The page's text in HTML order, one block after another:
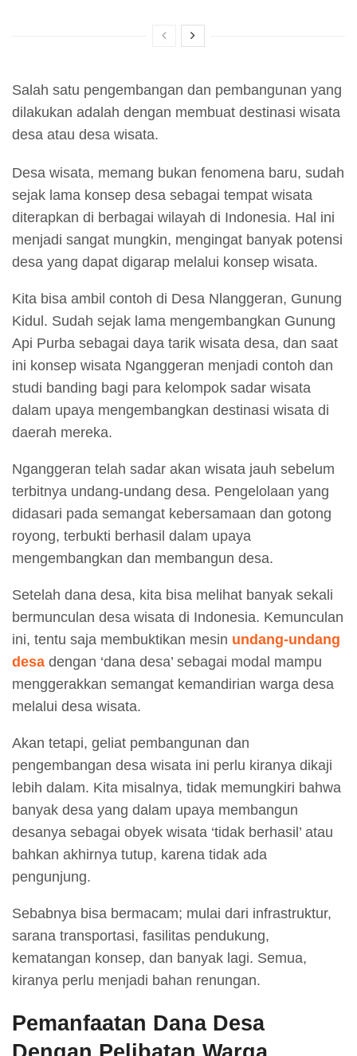
Salah satu pengembangan dan pembangunan yang
dilakukan adalah dengan membuat destinasi wisata
desa atau desa wisata.
Desa wisata, memang bukan fenomena baru, sudah
sejak lama konsep desa sebagai tempat wisata
diterapkan di berbagai wilayah di Indonesia. Hal ini
menjadi sangat mungkin, mengingat banyak potensi
desa yang dapat digarap melalui konsep wisata.
Kita bisa ambil contoh di Desa Nlanggeran, Gunung
Kidul. Sudah sejak lama mengembangkan Gunung
Api Purba sebagai daya tarik wisata desa, dan saat
ini konsep wisata Nganggeran menjadi contoh dan
studi banding bagi para kelompok sadar wisata
dalam upaya mengembangkan destinasi wisata di
daerah mereka.
Nganggeran telah sadar akan wisata jauh sebelum
terbitnya undang-undang desa. Pengelolaan yang
didasari pada semangat kebersamaan dan gotong
royong, terbukti berhasil dalam upaya
mengembangkan dan membangun desa.
Setelah dana desa, kita bisa melihat banyak sekali
bermunculan desa wisata di Indonesia. Kemunculan
ini, tentu saja membuktikan mesin undang-undang
desa dengan ‘dana desa’ sebagai modal mampu
menggerakkan semangat kemandirian warga desa
melalui desa wisata.
Akan tetapi, geliat pembangunan dan
pengembangan desa wisata ini perlu kiranya dikaji
lebih dalam. Kita misalnya, tidak memungkiri bahwa
banyak desa yang dalam upaya membangun
desanya sebagai obyek wisata ‘tidak berhasil’ atau
bahkan akhirnya tutup, karena tidak ada
pengunjung.
Sebabnya bisa bermacam; mulai dari infrastruktur,
sarana transportasi, fasilitas pendukung,
kematangan konsep, dan banyak lagi. Semua,
kiranya perlu menjadi bahan renungan.
Pemanfaatan Dana Desa